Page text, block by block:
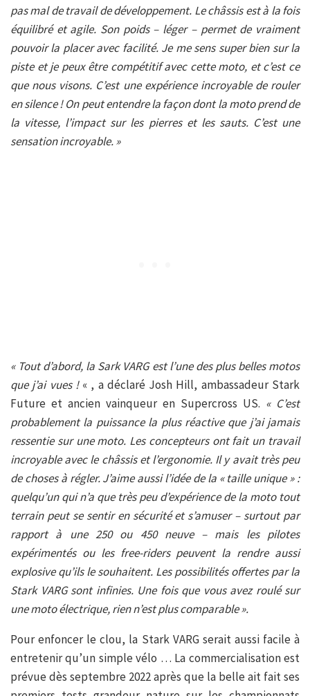
pas mal de travail de développement. Le châssis est à la fois
équilibré et agile. Son poids – léger – permet de vraiment
pouvoir la placer avec facilité. Je me sens super bien sur la
piste et je peux être compétitif avec cette moto, et c’est ce
que nous visons. C’est une expérience incroyable de rouler
en silence ! On peut entendre la façon dont la moto prend de
la vitesse, l’impact sur les pierres et les sauts. C’est une
sensation incroyable. »
« Tout d’abord, la Sark VARG est l’une des plus belles motos
que j’ai vues !« , a déclaré Josh Hill, ambassadeur Stark
Future et ancien vainqueur en Supercross US. « C’est
probablement la puissance la plus réactive que j’ai jamais
ressentie sur une moto. Les concepteurs ont fait un travail
incroyable avec le châssis et l’ergonomie. Il y avait très peu
de choses à régler. J’aime aussi l’idée de la « taille unique » :
quelqu’un qui n’a que très peu d’expérience de la moto tout
terrain peut se sentir en sécurité et s’amuser – surtout par
rapport à une 250 ou 450 neuve – mais les pilotes
expérimentés ou les free-riders peuvent la rendre aussi
explosive qu’ils le souhaitent. Les possibilités offertes par la
Stark VARG sont infinies. Une fois que vous avez roulé sur
une moto électrique, rien n’est plus comparable ».
Pour enfoncer le clou, la Stark VARG serait aussi facile à
entretenir qu’un simple vélo … La commercialisation est
prévue dès septembre 2022 après que la belle ait fait ses